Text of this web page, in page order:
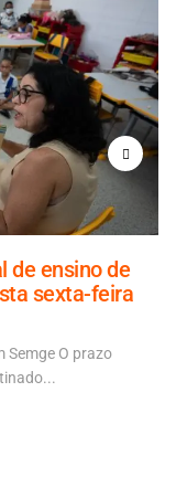
de ensino de
sexta-feira
Semge O prazo